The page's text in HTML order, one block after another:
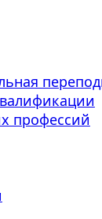
профессий